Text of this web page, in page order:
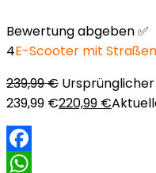
Bewertung abgeben ✅
4E-Scooter mit
239,99€
239,99 €220,99 €
Facebook